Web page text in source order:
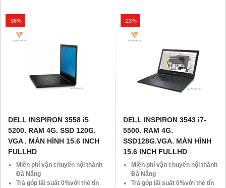
10.000 Voucher Giảm
Giá 500.000Đ
-38%
DELL INSPIRON 3558 i5
5200. RAM 4G. SSD 120G.
VGA . MÀN HÌNH 15.6 INCH
FULLHD
Miễn phí vận chuyển nội thành
Đà Nẵng
Trả góp lãi suất 0%với thẻ tín
-23%
DELL INSPIRON 3543 i7-
5500. RAM 4G.
SSD128G.VGA. MÀN HÌNH
15.6 INCH FULLHD
Miễn phí vận chuyển nội thành
Đà Nẵng
Trả góp lãi suất 0%với thẻ tín